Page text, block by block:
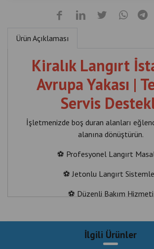
Ürün Açıklaması
Kiralık Langırt
Avrupa Yakası |
Servis
İşletmenizde boş duran alanları
alanına dönüştürün.
⚽ Profesyonel Langırt
⚽ Jetonlu Langırt
⚽ Düzenli Bakım Hizmeti
⚽ Kurulum Desteği
İlgili Ürünler